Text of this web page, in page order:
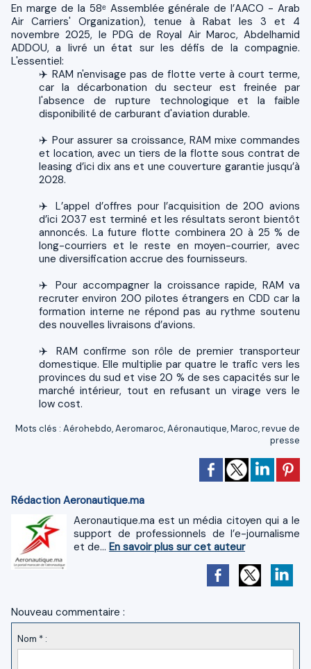
En marge de la 58ᵉ Assemblée générale de l’AACO - Arab
Air Carriers' Organization), tenue à Rabat les 3 et 4
novembre 2025, le PDG de Royal Air Maroc, Abdelhamid
ADDOU, a livré un état sur les défis de la compagnie.
L'essentiel:
✈️ RAM n'envisage pas de flotte verte à court terme,
car la décarbonation du secteur est freinée par
l'absence de rupture technologique et la faible
disponibilité de carburant d'aviation durable.
✈️ Pour assurer sa croissance, RAM mixe commandes
et location, avec un tiers de la flotte sous contrat de
leasing d’ici dix ans et une couverture garantie jusqu’à
2028.
✈️ L’appel d’offres pour l’acquisition de 200 avions
d’ici 2037 est terminé et les résultats seront bientôt
annoncés. La future flotte combinera 20 à 25 % de
long-courriers et le reste en moyen-courrier, avec
une diversification accrue des fournisseurs.
✈️ Pour accompagner la croissance rapide, RAM va
recruter environ 200 pilotes étrangers en CDD car la
formation interne ne répond pas au rythme soutenu
des nouvelles livraisons d’avions.
✈️ RAM confirme son rôle de premier transporteur
domestique. Elle multiplie par quatre le trafic vers les
provinces du sud et vise 20 % de ses capacités sur le
marché intérieur, tout en refusant un virage vers le
low cost.
Mots clés : Aérohebdo,Aeromaroc,Aéronautique,Maroc,revue de
presse
Rédaction Aeronautique.ma
Aeronautique.ma est un média citoyen qui a le
support de professionnels de l’e-journalisme
et de... En savoir plus sur cet auteur
Nouveau commentaire :
Nom * :